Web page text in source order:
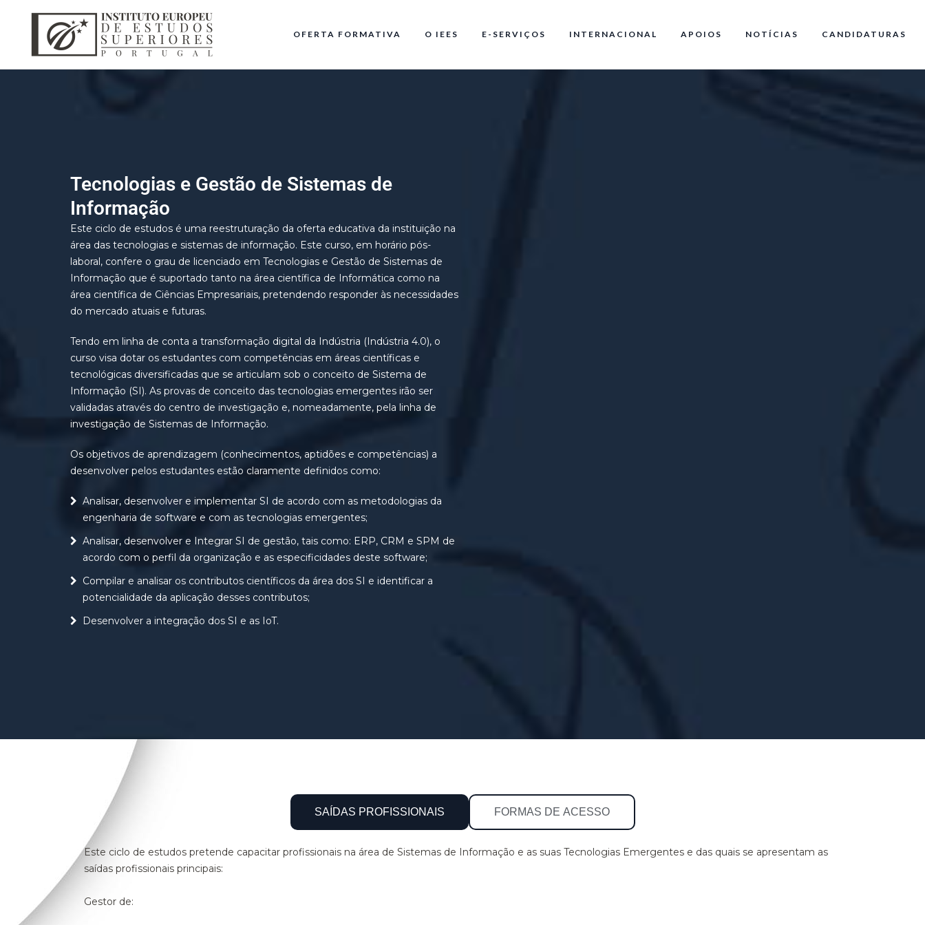
OFERTA FORMATIVA O IEES E-SERVIÇOS INTERNACIONAL APOIOS NOTÍCIAS CANDIDATURAS
Tecnologias e Gestão de Sistemas de
Informação
Este ciclo de estudos é uma reestruturação da oferta educativa da instituição na
área das tecnologias e sistemas de informação. Este curso, em horário pós-
laboral, confere o grau de licenciado em Tecnologias e Gestão de Sistemas de
Informação que é suportado tanto na área científica de Informática como na
área científica de Ciências Empresariais, pretendendo responder às necessidades
do mercado atuais e futuras.
Tendo em linha de conta a transformação digital da Indústria (Indústria 4.0), o
curso visa dotar os estudantes com competências em áreas científicas e
tecnológicas diversificadas que se articulam sob o conceito de Sistema de
Informação (SI). As provas de conceito das tecnologias emergentes irão ser
validadas através do centro de investigação e, nomeadamente, pela linha de
investigação de Sistemas de Informação.
Os objetivos de aprendizagem (conhecimentos, aptidões e competências) a
desenvolver pelos estudantes estão claramente definidos como:
Analisar, desenvolver e implementar SI de acordo com as metodologias da
engenharia de software e com as tecnologias emergentes;
Analisar, desenvolver e Integrar SI de gestão, tais como: ERP, CRM e SPM de
acordo com o perfil da organização e as especificidades deste software;
Compilar e analisar os contributos científicos da área dos SI e identificar a
potencialidade da aplicação desses contributos;
Desenvolver a integração dos SI e as IoT.
SAÍDAS PROFISSIONAIS FORMAS DE ACESSO
Este ciclo de estudos pretende capacitar profissionais na área de Sistemas de Informação e as suas Tecnologias Emergentes e das quais se apresentam as
saídas profissionais principais:
Gestor de: